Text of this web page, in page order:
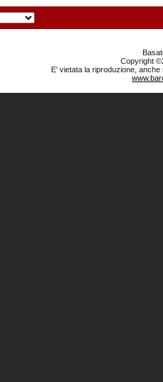
Copyright
E' vietata la riproduzione,